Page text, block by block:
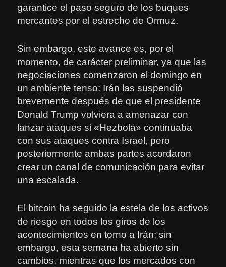
garantice el paso seguro de los buques
mercantes por el estrecho de Ormuz.
Sin embargo, este avance es, por el
momento, de carácter preliminar, ya que las
negociaciones comenzaron el domingo en
un ambiente tenso: Irán las suspendió
brevemente después de que el presidente
Donald Trump volviera a amenazar con
lanzar ataques si «Hezbolá» continuaba
con sus ataques contra Israel, pero
posteriormente ambas partes acordaron
crear un canal de comunicación para evitar
una escalada.
El bitcoin ha seguido la estela de los activos
de riesgo en todos los giros de los
acontecimientos en torno a Irán; sin
embargo, esta semana ha abierto sin
cambios, mientras que los mercados con